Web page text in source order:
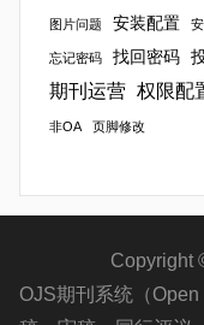
图片问题 安装配置
忘记密码 找回密码
期刊运营 权限配
非OA 页脚修改
Copyright
OJS期刊系统（